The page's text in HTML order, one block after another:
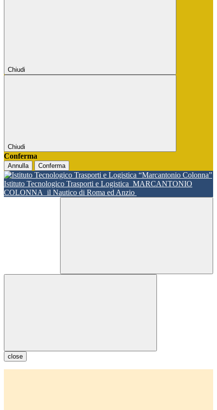
Chiudi
Chiudi
Conferma
Annulla Conferma
Istituto Tecnologico Trasporti e Logistica MARCANTONIO
COLONNA il Nautico di Roma ed Anzio
close